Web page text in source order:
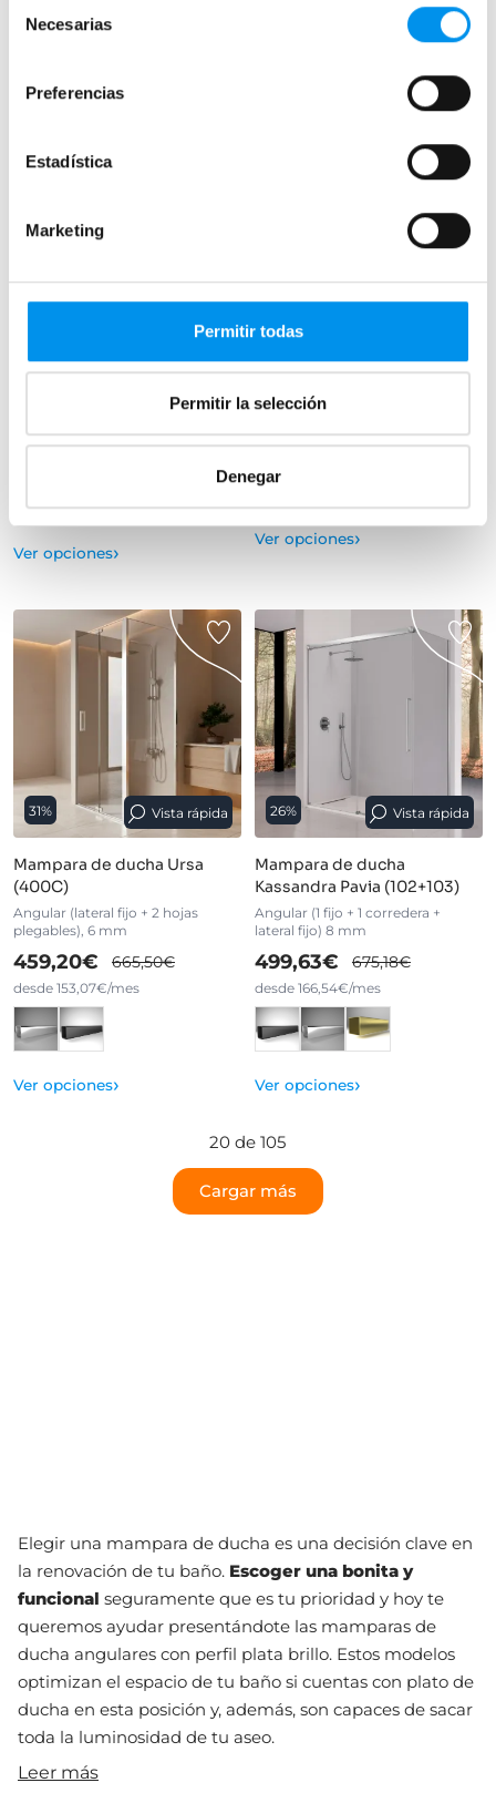
Necesarias
Preferencias
Estadística
Marketing
Permitir todas
Permitir la selección
Denegar
Mampara de ducha
Kassandra Nardi (NA408)
fijo) 6 mm
704,37€
(2)
Ver opciones›
Vista rápida
Mampara de ducha Galaxy
(300)
mm
307,24€
Ver opciones›
31% Vista rápida
Mampara de ducha Ursa
(400C)
Angular (lateral fijo + 2 hojas
plegables), 6 mm
459,20€ 665,50€
desde 153,07€/mes
Ver opciones›
26% Vista rápida
Mampara de ducha
Kassandra Pavia (102+103)
Angular (1 fijo + 1 corredera +
lateral fijo) 8 mm
499,63€ 675,18€
desde 166,54€/mes
Ver opciones›
20 de 105
Cargar más
Elegir una mampara de ducha es una decisión clave en
la renovación de tu baño. Escoger una bonita y
funcional seguramente que es tu prioridad y hoy te
queremos ayudar presentándote las mamparas de
ducha angulares con perfil plata brillo. Estos modelos
optimizan el espacio de tu baño si cuentas con plato de
ducha en esta posición y, además, son capaces de sacar
toda la luminosidad de tu aseo.
Leer más